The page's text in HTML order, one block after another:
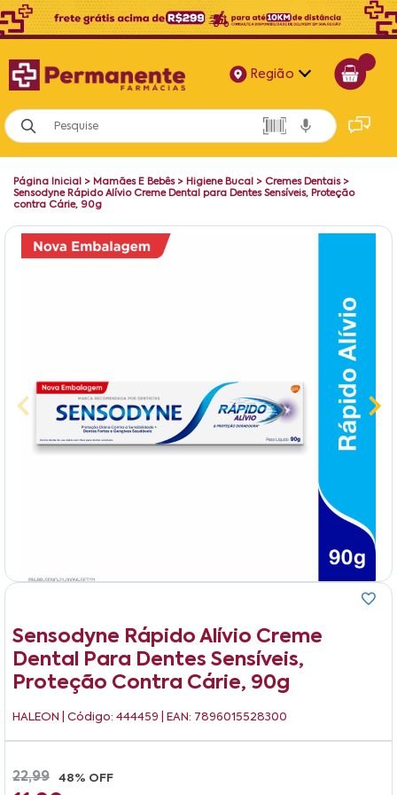
Região
Alagoas
Bahia
Paraíba
Pernambuco
Página Inicial > Mamães E Bebês> Higiene Bucal > Cremes Dentais>
Sensodyne Rápido Alívio Creme Dental para Dentes Sensíveis, Proteção
contra Cárie, 90g
Sensodyne Rápido Alívio Creme
Dental Para Dentes Sensíveis,
Proteção Contra Cárie, 90g
HALEON | Código: 444459 | EAN: 7896015528300
22,99 48% OFF